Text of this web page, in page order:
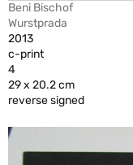
Beni Bischof
Wurstprada
2013
c-print
4
29 x 20.2 cm
reverse signed